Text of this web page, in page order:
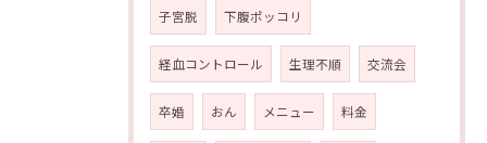
子宮脱 下腹ポッコリ
経血コントロール 生理不順 交流会
卒婚 おん メニュー 料金